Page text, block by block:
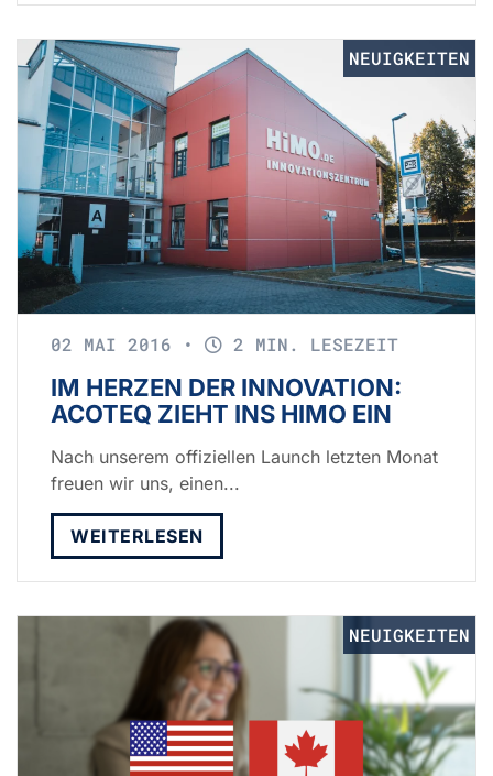
NEUIGKEITEN
02 MAI 2016 • 2 MIN. LESEZEIT
IM HERZEN DER INNOVATION:
ACOTEQ ZIEHT INS HIMO EIN
Nach unserem offiziellen Launch letzten Monat
freuen wir uns, einen...
WEITERLESEN
NEUIGKEITEN